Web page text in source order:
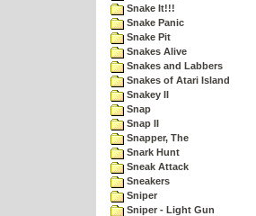
Snake It!!!
Snake Panic
Snake Pit
Snakes Alive
Snakes and Labbers
Snakes of Atari Island
Snakey II
Snap
Snap II
Snapper, The
Snark Hunt
Sneak Attack
Sneakers
Sniper
Sniper - Light Gun